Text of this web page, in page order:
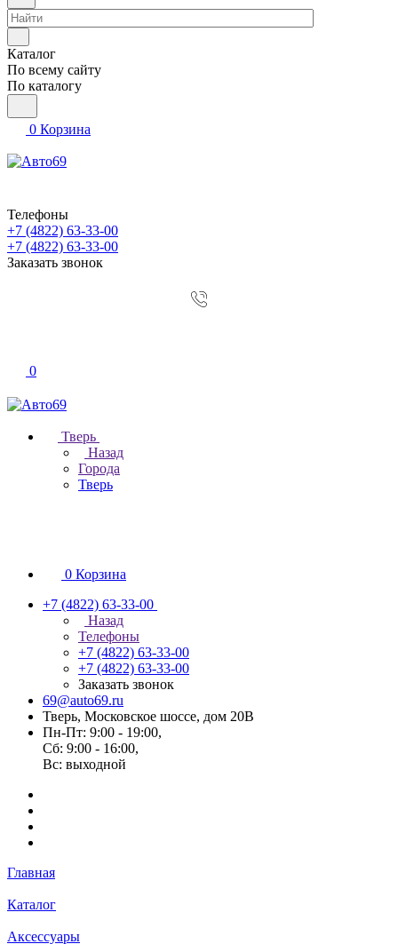
Каталог
По всему сайту
По каталогу
0 Корзина
Телефоны
+7 (4822) 63-33-00
+7 (4822) 63-33-00
Заказать звонок
0
Тверь
Назад
Города
Тверь
0 Корзина
+7 (4822) 63-33-00
Назад
Телефоны
+7 (4822) 63-33-00
+7 (4822) 63-33-00
Заказать звонок
69@auto69.ru
Тверь, Московское шоссе, дом 20В
Пн-Пт: 9:00 - 19:00,
Сб: 9:00 - 16:00,
Вс: выходной
Главная
Каталог
Аксессуары